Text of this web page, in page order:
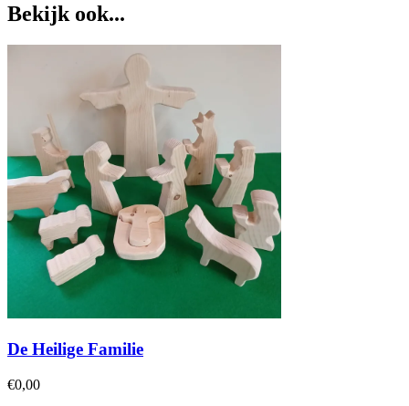
Bekijk ook...
De Heilige Familie
€0,00